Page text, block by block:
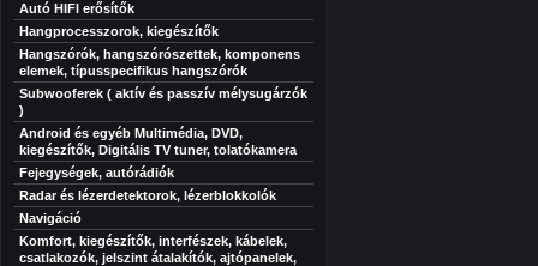
Autó HIFI erősítők
Hangprocesszorok, kiegészítők
Hangszórók, hangszórószettek, komponens
elemek, típusspecifikus hangszórók
Subwooferek ( aktív és passzív mélysugárzók
)
Android és egyéb Multimédia, DVD,
kiegészítők, Digitális TV tuner, tolatókamera
Fejegységek, autórádiók
Radar és lézerdetektorok, lézerblokkolók
Navigáció
Komfort, kiegészítők, interfészek, kábelek,
csatlakozók, jelszint átalakítók, ajtópanelek,